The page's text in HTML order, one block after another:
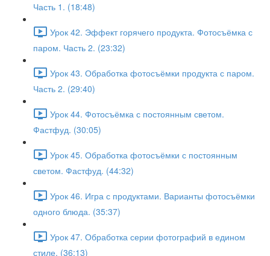
Часть 1. (18:48)
Урок 42. Эффект горячего продукта. Фотосъёмка с
паром. Часть 2. (23:32)
Урок 43. Обработка фотосъёмки продукта с паром.
Часть 2. (29:40)
Урок 44. Фотосъёмка с постоянным светом.
Фастфуд. (30:05)
Урок 45. Обработка фотосъёмки с постоянным
светом. Фастфуд. (44:32)
Урок 46. Игра с продуктами. Варианты фотосъёмки
одного блюда. (35:37)
Урок 47. Обработка серии фотографий в едином
стиле. (36:13)